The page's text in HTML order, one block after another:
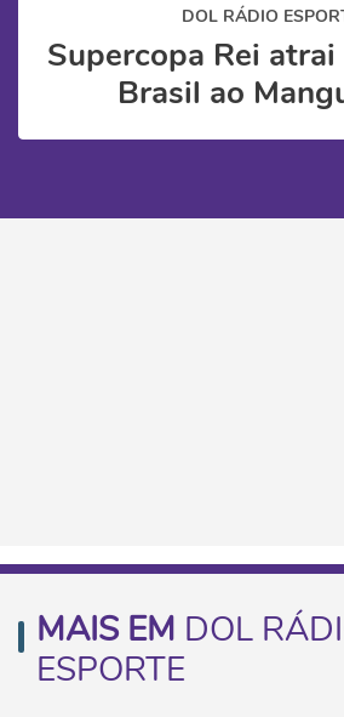
DOL RÁDIO
Supercopa Rei
Brasil ao
MAIS EM DOL
ESPORTE